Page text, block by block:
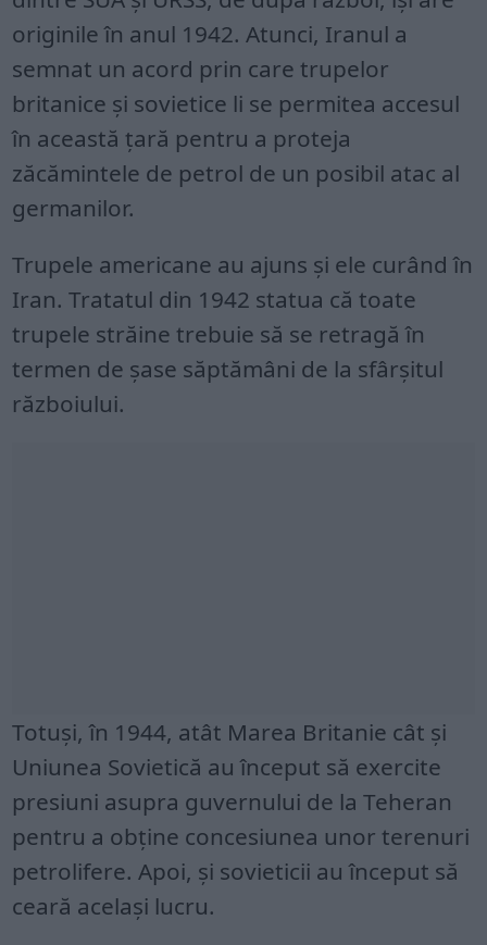
originile în anul 1942. Atunci, Iranul a
semnat un acord prin care trupelor
britanice și sovietice li se permitea accesul
în această țară pentru a proteja
zăcămintele de petrol de un posibil atac al
germanilor.
Trupele americane au ajuns și ele curând în
Iran. Tratatul din 1942 statua că toate
trupele străine trebuie să se retragă în
termen de șase săptămâni de la sfârșitul
războiului.
Totuși, în 1944, atât Marea Britanie cât și
Uniunea Sovietică au început să exercite
presiuni asupra guvernului de la Teheran
pentru a obține concesiunea unor terenuri
petrolifere. Apoi, și sovieticii au început să
ceară același lucru.